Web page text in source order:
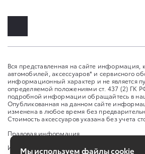
Вся представленная на сайте информация,
автомобилей, аксессуаров* и сервисного
информационный характер и не является
определяемой положениями ст. 437 (2) ГК
подробной информации обращайтесь в
Опубликованная на данном сайте
изменена в любое время без
Стоимость аксессуаров указана без учета
Правовая информация
Изменить настройку cookies
Мы используем файлы cookie